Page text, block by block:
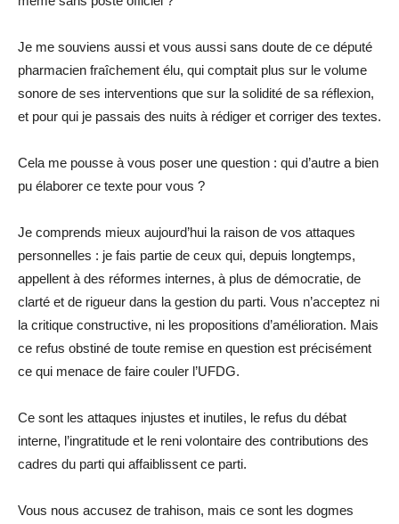
Je me souviens aussi et vous aussi sans doute de ce député
pharmacien fraîchement élu, qui comptait plus sur le volume
sonore de ses interventions que sur la solidité de sa réflexion,
et pour qui je passais des nuits à rédiger et corriger des textes.
Cela me pousse à vous poser une question : qui d’autre a bien
pu élaborer ce texte pour vous ?
Je comprends mieux aujourd’hui la raison de vos attaques
personnelles : je fais partie de ceux qui, depuis longtemps,
appellent à des réformes internes, à plus de démocratie, de
clarté et de rigueur dans la gestion du parti. Vous n’acceptez ni
la critique constructive, ni les propositions d’amélioration. Mais
ce refus obstiné de toute remise en question est précisément
ce qui menace de faire couler l’UFDG.
Ce sont les attaques injustes et inutiles, le refus du débat
interne, l’ingratitude et le reni volontaire des contributions des
cadres du parti qui affaiblissent ce parti.
Vous nous accusez de trahison, mais ce sont les dogmes